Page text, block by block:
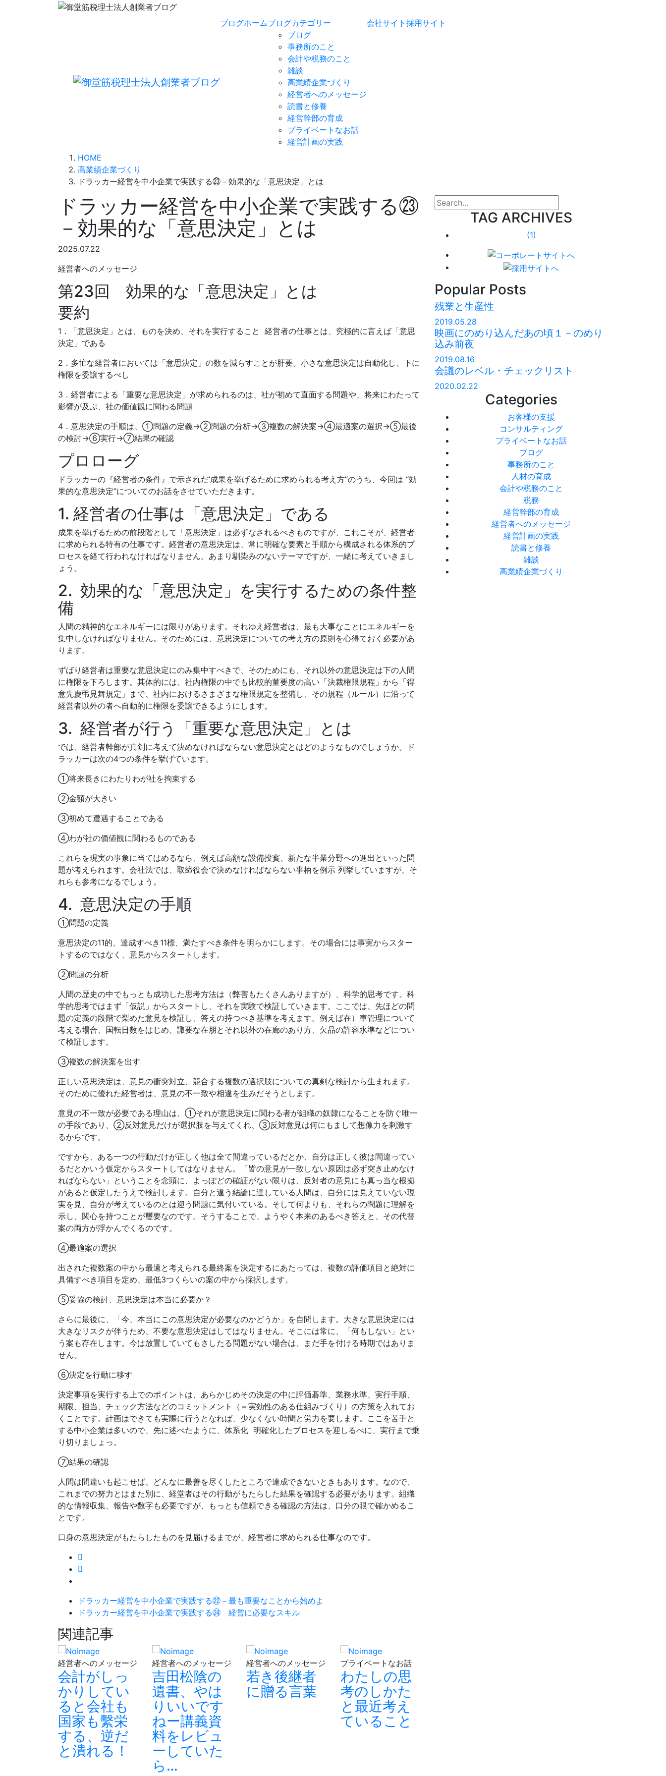
ブログホームブログカテゴリー
ブログ
事務所のこと
会計や税務のこと
雑談
高業績企業づくり
経営者へのメッセージ
読書と修養
経営幹部の育成
プライベートなお話
経営計画の実践
会社サイト 採用サイト
HOME
高業績企業づくり
ドラッカー経営を中小企業で実践する㉓－効果的な「意思決定」とは
ドラッカー経営を中小企業で実践する㉓
－効果的な「意思決定」とは
2025.07.22
経営者へのメッセージ
第23回 効果的な「意思決定」とは
要約
1．「意思決定」とは、ものを決め、それを実行すること 経営者の仕事とは、究極的に言えば「意思
決定」である
2．多忙な経営者においては「意思決定」の数を減らすことが肝要。小さな意思決定は自動化し、下に
権限を委譲するべし
3．経営者による「重要な意思決定」が求められるのは、社が初めて直面する問題や、将来にわたって
影響が及ぶ、社の価値観に関わる問題
4．意思決定の手順は、①問題の定義→②問題の分析→③複数の解決案→④最適案の選択→⑤最後
の検討→⑥実行→⑦結果の確認
プロローグ
ドラッカーの『経営者の条件』で示されだ‘成果を挙げるために求められる考え方”のうち、今回は “効
果的な意思決定”についてのお話をさせていただきます。
1. 経営者の仕事は「意思決定」である
成果を挙げるための前段階として「意思決定」は必ずなされるべきものですが、これこそが、経営者
に求められる特有の仕事です。経営者の意思決定は、常に明確な要素と手順から構成される体系的プ
ロセスを経て行われなければなりません。あまり馴染みのないテーマですが、一緒に考えていきまし
ょう。
2. 効果的な「意思決定」を実行するための条件整
備
人間の精神的なエネルギーには限りがあります。それゆえ経営者は、最も大事なことにエネルギーを
集中しなければなりません。そのためには、意思決定についての考え方の原則を心得ておく必要があ
ります。
ずばり経営者は重要な意思決定にのみ集中すべきで、そのためにも、それ以外の意思決定は下の人間
に権限を下ろします。其体的には、社内権限の中でも比較的菫要度の高い「決裁権限規程」から「得
意先慶弔見舞規定」まで、社内におけるさまざまな権限規定を整備し、その規程（ルール）に沿って
経営者以外の者へ自動的に権限を委譲できるようにします。
3. 経営者が行う「重要な意思決定」とは
では、経営者幹部が真剣に考えて決めなければならない意思決定とはどのようなものでしょうか。ド
ラッカーは次の4つの条件を挙げています。
①将来長きにわたりわが社を拘束する
②金額が大きい
③初めて遭遇することである
④わが社の価値観に関わるものである
これらを現実の事象に当てはめるなら、例えば高額な設備投賓、新たな半業分野への進出といった問
題が考えられます。会社法では、取締役会で決めなければならない事柄を例示 列挙していますが、そ
れらも参考になるでしょう。
4. 意思決定の手順
①問題の定義
意思決定の11的、達成すべき11標、満たすべき条件を明らかにします。その場合には事実からスター
トするのではなく、意見からスタートします。
②問題の分析
人間の歴史の中でもっとも成功した思考方法は（弊害もたくさんありますが）、科学的思考です。科
学的思考ではまず「仮説」からスタートし、それを実験で検証していきます。ここでは、先ほどの問
題の定義の段階で梨めた意見を検証し、答えの持つべき基準を考えます。例えば在）車管理について
考える場合、国転日数をはじめ、諏要な在朋とそれ以外の在廊のあり方、欠品の許容水準などについ
て検証します。
③複数の解決案を出す
正しい意思決定は、意見の衝突対立、競合する複数の選択肢についての真剣な検討から生まれます。
そのために優れた経営者は、意見の不一致や相違を生みだそうとします。
意見の不一致が必要である理山は、①それが意思決定に関わる者が組織の奴隷になることを防ぐ唯一
の手段であり、②反対意見だけが選択肢を与えてくれ、③反対意見は何にもまして想像力を剌激す
るからです。
ですから、ある一つの行動だけが正しく他は全て間違っているだとか、自分は正しく彼は間違ってい
るだとかいう仮定からスタートしてはなりません。「皆の意見が一致しない原因は必ず突き止めなけ
ればならない」ということを念頭に、よっぽどの確証がない限りは、反対者の意見にも真っ当な根拠
があると仮定したうえで検討します。自分と違う結論に達している人間は、自分には見えていない現
実を見、自分が考えているのとは迎う問題に気付いている。そして何よりも、それらの問題に理解を
示し、関心を持つことが璽要なのです。そうすることで、ようやく本来のあるべき答えと、その代替
案の両方が浮かんでくるのです。
④最適案の選択
出された複数案の中から最適と考えられる最終案を決定するにあたっては、複数の評価項目と絶対に
具備すべき項目を定め、最低3つくらいの案の中から採択します。
⑤妥協の検討、意思決定は本当に必要か？
さらに最後に、「今、本当にこの意思決定が必要なのかどうか」を自問します。大きな意思決定には
大きなリスクが伴うため、不要な意思決定はしてはなりません。そこには常に、「何もしない」とい
う案も存在します。今は放置していてもさしたる問題がない場合は、まだ手を付ける時期ではありま
せん。
⑥決定を行動に移す
決定事項を実行する上でのポイントは、あらかじめその決定の中に評価碁準、業務水準、実行手順、
期限、担当、チェック方法などのコミットメント（＝実効性のある仕組みづくり）の方策を入れてお
くことです。計画はできても実際に行うとなれば、少なくない時間と労力を要します。ここを苦手と
する中小企業は多いので、先に述べたように、体系化 明確化したプロセスを迎しるべに、実行まで乗
り切りましょっ。
⑦結果の確認
人間は間違いも起こせば、どんなに最善を尽くしたところで達成できないときもあります。なので、
これまでの努力とはまた別に、経堂者はその行動がもたらした結果を確認する必要があります。組織
的な情報収集、報告や数字も必要ですが、もっとも信頼できる確認の方法は、口分の眼で確かめるこ
とです。
口身の意思決定がもたらしたものを見届けるまでが、経営者に求められる仕事なのです。
ドラッカー経営を中小企業で実践する㉒－最も重要なことから始めよ
ドラッカー経営を中小企業で実践する㉔ 経営に必要なスキル
関連記事
経営者へのメッセージ
会計がしっ
かりしてい
ると会社も
国家も繫栄
する、逆だ
と潰れる！
経営者へのメッセージ
吉田松陰の
遺書、やは
りいいです
ねー講義資
料をレビュ
ーしていた
ら…
経営者へのメッセージ
若き後継者
に贈る言葉
プライベートなお話
わたしの思
考のしかた
と最近考え
ていること
search
TAG ARCHIVES
(1)
Popular Posts
残業と生産性
2019.05.28
映画にのめり込んだあの頃１－のめり
込み前夜
2019.08.16
会議のレベル・チェックリスト
2020.02.22
Categories
お客様の支援
コンサルティング
プライベートなお話
ブログ
事務所のこと
人材の育成
会計や税務のこと
税務
経営幹部の育成
経営者へのメッセージ
経営計画の実践
読書と修養
雑談
高業績企業づくり